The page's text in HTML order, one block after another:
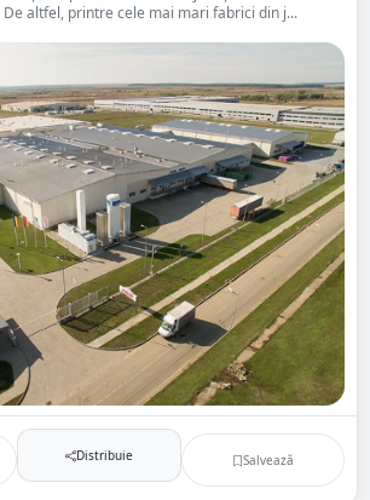
altfel, printre cele mai mari fabrici din j...
Distribuie Salvează